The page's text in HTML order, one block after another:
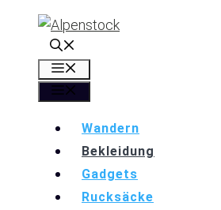
springen
Wandern
Bekleidung
Gadgets
Rucksäcke